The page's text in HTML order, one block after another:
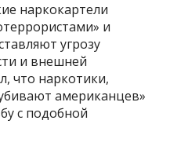
наркокартели
и
угрозу
и внешней
что наркотики,
американцев»
с подобной